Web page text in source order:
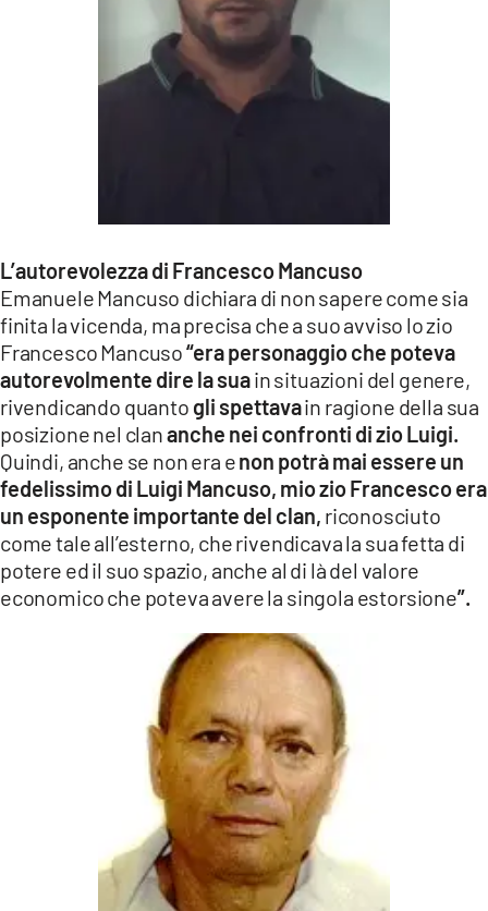
L’autorevolezza di Francesco Mancuso
Emanuele Mancuso dichiara di non sapere come sia
finita la vicenda, ma precisa che a suo avviso lo zio
Francesco Mancuso“era personaggio che poteva
autorevolmente dire la suain situazioni del genere,
rivendicando quanto gli spettavain ragione della sua
posizione nel clananche nei confronti di zioLuigi.
Quindi, anche se non era enon potrà mai essere un
fedelissimo di Luigi Mancuso, mio zio Francesco era
un esponente importante del clan, riconosciuto
come tale all’esterno, che rivendicava la sua fetta di
potere ed il suo spazio, anche al di là del valore
economico che poteva avere la singola estorsione”.